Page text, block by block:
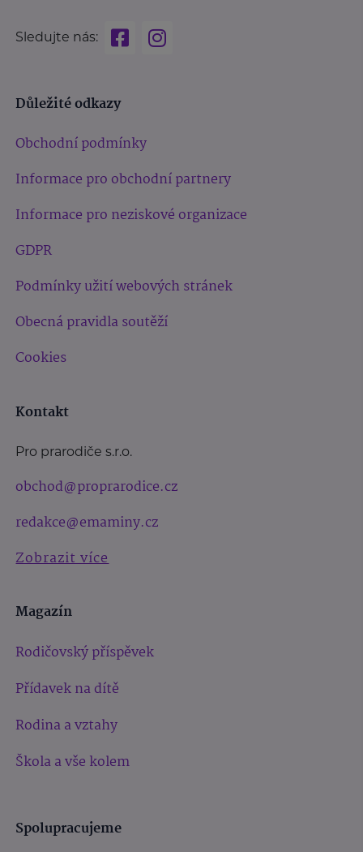
Sledujte nás:
Důležité odkazy
Obchodní podmínky
Informace pro obchodní partnery
Informace pro neziskové organizace
GDPR
Podmínky užití webových stránek
Obecná pravidla soutěží
Cookies
Kontakt
Pro prarodiče s.r.o.
obchod@proprarodice.cz
redakce@emaminy.cz
Zobrazit více
Magazín
Rodičovský příspěvek
Přídavek na dítě
Rodina a vztahy
Škola a vše kolem
Spolupracujeme